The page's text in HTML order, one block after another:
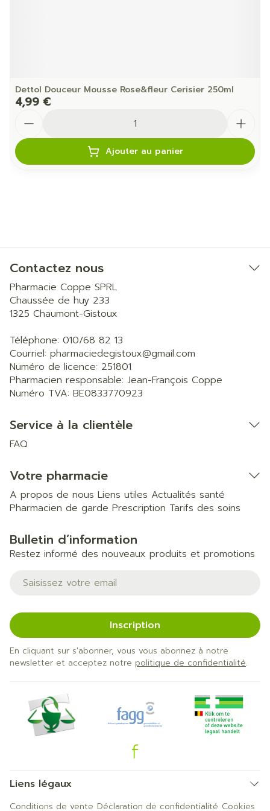
Dettol Douceur Mousse Rose&fleur Cerisier 250ml
4,99 €
Ajouter au panier
Contactez nous
Pharmacie Coppe SPRL
Chaussée de huy 233
1325 Chaumont-Gistoux
Téléphone: 010/68 82 13
Courriel: pharmaciedegistoux@gmail.com
Numéro de licence: 251801
Pharmacien responsable: Jean-François Coppe
Numéro TVA: BE0833770923
Service à la clientèle
FAQ
Votre pharmacie
A propos de nous Liens utiles Actualités santé
Pharmacien de garde Prescription Tarifs des soins
Bulletin d’information
Restez informé des nouveaux produits et promotions
Adresse mail
Inscription
En cliquant sur s'abonner, vous vous abonnez à notre
newsletter et acceptez notre politique de confidentialité.
Liens légaux
Conditions de vente Déclaration de confidentialité Cookies